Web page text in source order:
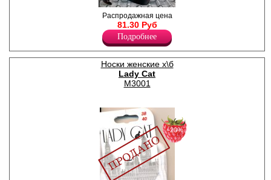
Колготки плотные с
заниженной талией,
широкий пояс, ластовица,
плоские швы.
Плотность 100ден
Лайкра 13%
Полиамид 85%
Хлопок 2%
Распродажная цена
81.30 Руб
Подробнее
Носки женские х\б
Lady Cat
М3001
−20%